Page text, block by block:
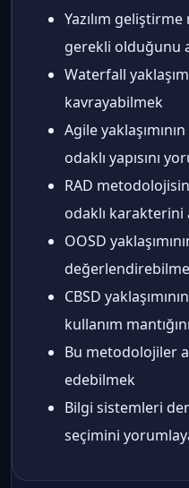
Yazılım
gerekli olduğunu
Waterfall
kavrayabilmek
Agile
odaklı yapısını
RAD
odaklı karakterini
OOSD
CBSD
kullanım
Bu metodolojiler
edebilmek
Bilgi sistemleri
seçimini